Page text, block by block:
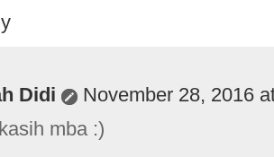
Didi
November 28, 2016
mba :)